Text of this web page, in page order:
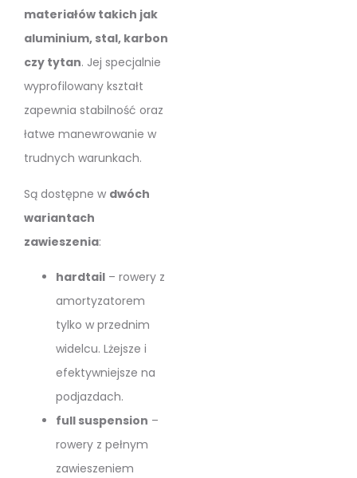
materiałów takich jak
aluminium, stal, karbon
czy tytan. Jej specjalnie
wyprofilowany kształt
zapewnia stabilność oraz
łatwe manewrowanie w
trudnych warunkach.
Są dostępne w dwóch
wariantach
zawieszenia:
hardtail – rowery z
amortyzatorem
tylko w przednim
widelcu. Lżejsze i
efektywniejsze na
podjazdach.
full suspension –
rowery z pełnym
zawieszeniem